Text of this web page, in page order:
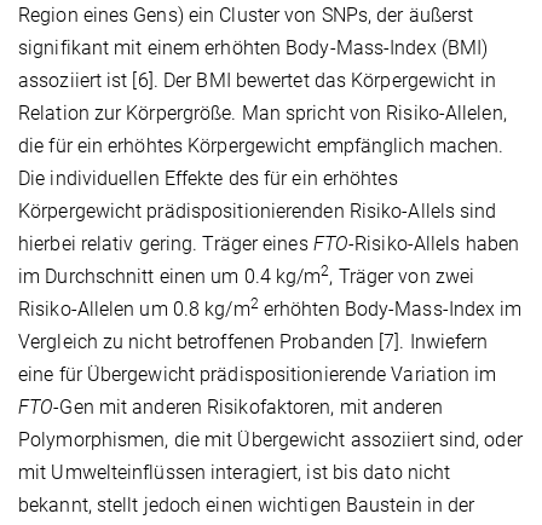
Region eines Gens) ein Cluster von SNPs, der äußerst
signifikant mit einem erhöhten Body-Mass-Index (BMI)
assoziiert ist [6]. Der BMI bewertet das Körpergewicht in
Relation zur Körpergröße. Man spricht von Risiko-Allelen,
die für ein erhöhtes Körpergewicht empfänglich machen.
Die individuellen Effekte des für ein erhöhtes
Körpergewicht prädispositionierenden Risiko-Allels sind
hierbei relativ gering. Träger eines FTO-Risiko-Allels haben
im Durchschnitt einen um 0.4 kg/m2, Träger von zwei
Risiko-Allelen um 0.8 kg/m2erhöhten Body-Mass-Index im
Vergleich zu nicht betroffenen Probanden [7]. Inwiefern
eine für Übergewicht prädispositionierende Variation im
FTO-Gen mit anderen Risikofaktoren, mit anderen
Polymorphismen, die mit Übergewicht assoziiert sind, oder
mit Umwelteinflüssen interagiert, ist bis dato nicht
bekannt, stellt jedoch einen wichtigen Baustein in der